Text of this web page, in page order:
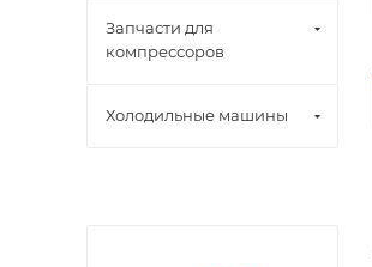
Запчасти для
компрессоров
Холодильные машины